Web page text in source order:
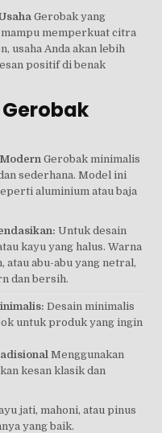
Gerobak yang
memperkuat citra
usaha Anda akan lebih
positif di benak
Gerobak minimalis
sederhana. Model ini
aluminium atau baja
Untuk desain
kayu yang halus. Warna
abu-abu yang netral,
dan bersih.
Desain minimalis
untuk produk yang ingin
Menggunakan
kesan klasik dan
jati, mahoni, atau pinus
yang baik.